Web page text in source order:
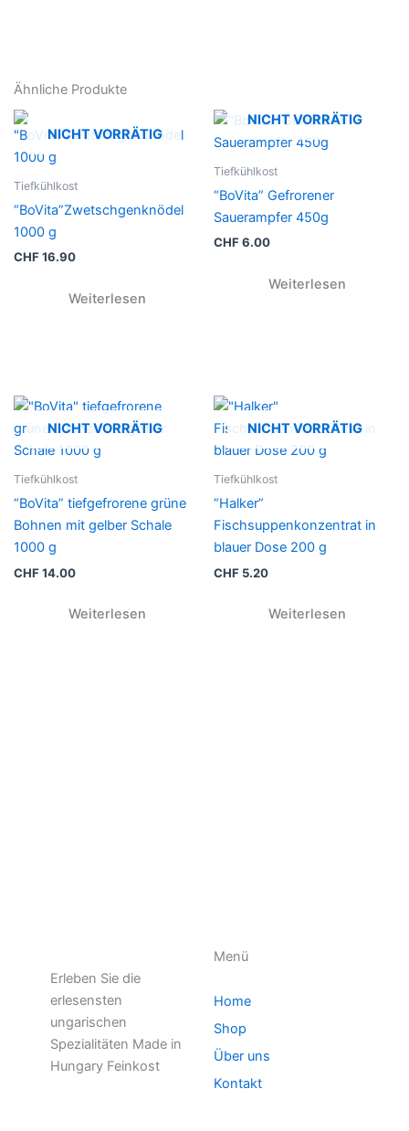
Ähnliche Produkte
NICHT VORRÄTIG
Tiefkühlkost
“BoVita”Zwetschgenknödel
1000 g
CHF16.90
Weiterlesen
NICHT VORRÄTIG
Tiefkühlkost
“BoVita” Gefrorener
Sauerampfer 450g
CHF6.00
Weiterlesen
NICHT VORRÄTIG
Tiefkühlkost
“BoVita” tiefgefrorene grüne
Bohnen mit gelber Schale
1000 g
CHF14.00
Weiterlesen
NICHT VORRÄTIG
Tiefkühlkost
“Halker”
Fischsuppenkonzentrat in
blauer Dose 200 g
CHF 5.20
Weiterlesen
Erleben Sie die
erlesensten
ungarischen
Spezialitäten Made in
Hungary Feinkost
Menü
Home
Shop
Über uns
Kontakt